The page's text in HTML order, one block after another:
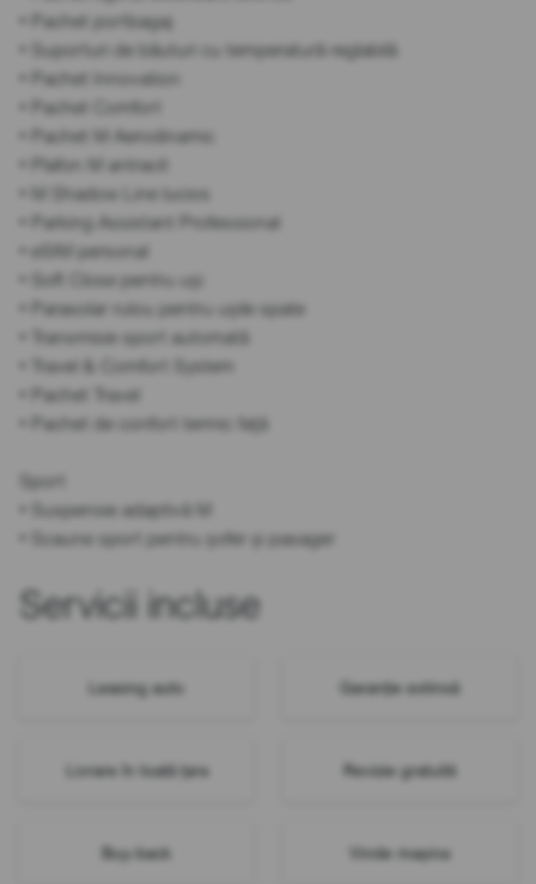
• Pachet portbagaj
• Suporturi de băuturi cu temperatură reglabilă
• Pachet Innovation
• Pachet Comfort
• Pachet M Aerodinamic
• Plafon M antracit
• M Shadow Line lucios
• Parking Assistant Professional
• eSIM personal
• Soft Close pentru uși
• Parasolar rulou pentru ușile spate
• Transmisie sport automată
• Travel & Comfort System
• Pachet Travel
• Pachet de confort termic față
Sport
• Suspensie adaptivă M
• Scaune sport pentru șofer și pasager
Servicii incluse
Leasing auto Garanție extinsă
Livrare în toată țara Revizie gratuită
Buy-back Vinde mașina